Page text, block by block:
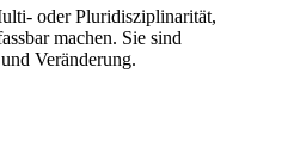
oder Pluridisziplinarität,
machen. Sie sind
Veränderung.